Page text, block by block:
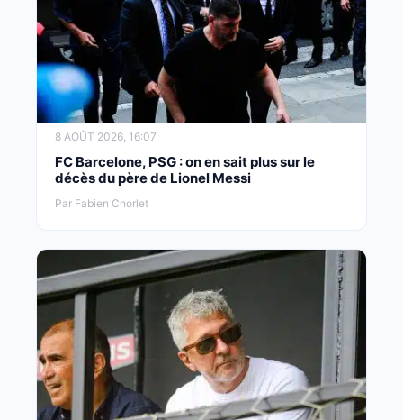
8 AOÛT 2026, 16:07
FC Barcelone, PSG : on en sait plus sur le
décès du père de Lionel Messi
Par Fabien Chorlet